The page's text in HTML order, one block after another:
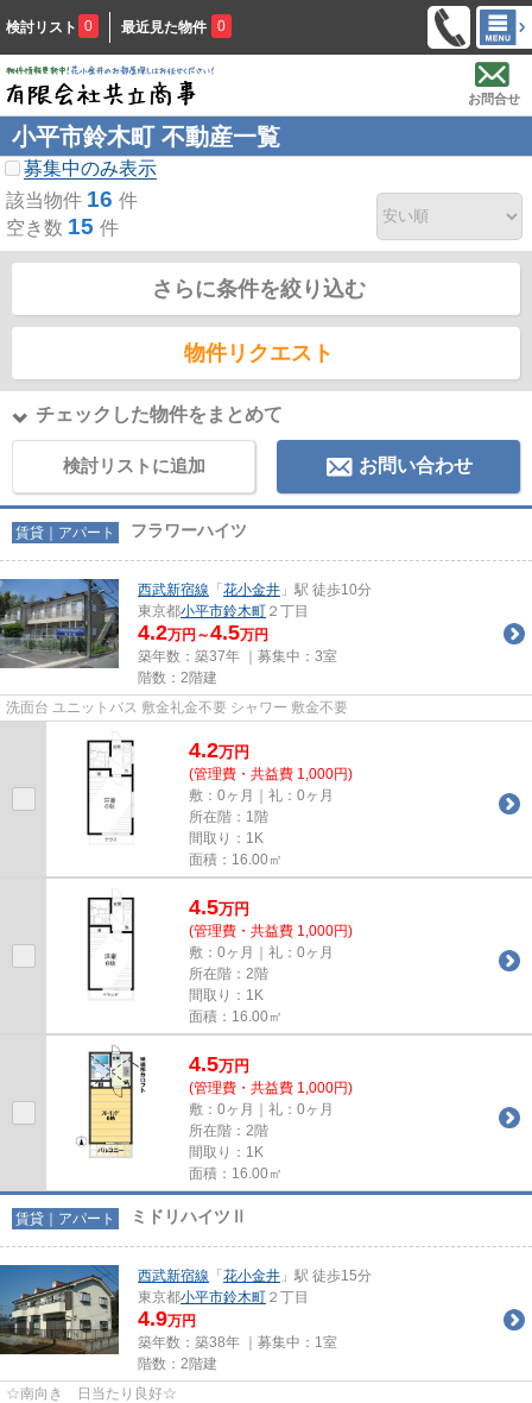
検討リスト 0 最近見た物件 0
お問合せ
小平市鈴木町 不動産一覧
募集中のみ表示
該当物件 16 件
空き数 15 件
さらに条件を絞り込む
物件リクエスト
チェックした物件をまとめて
検討リストに追加 お問い合わせ
賃貸｜アパート フラワーハイツ
西武新宿線 「 花小金井 」駅 徒歩10分
東京都小平市鈴木町 ２丁目
4.2万円～4.5万円
築年数：築37年 ｜募集中： 3室
階数：2階建
洗面台 ユニットバス 敷金礼金不要 シャワー 敷金不要
4.2万円
(管理費・共益費 1,000円)
敷：0ヶ月｜礼：0ヶ月
所在階：1階
間取り：1K
面積：16.00㎡
4.5万円
(管理費・共益費 1,000円)
敷：0ヶ月｜礼：0ヶ月
所在階：2階
間取り：1K
面積：16.00㎡
4.5万円
(管理費・共益費 1,000円)
敷：0ヶ月｜礼：0ヶ月
所在階：2階
間取り：1K
面積：16.00㎡
賃貸｜アパート ミドリハイツⅡ
西武新宿線 「 花小金井 」駅 徒歩15分
東京都小平市鈴木町 ２丁目
4.9万円
築年数：築38年 ｜募集中： 1室
階数：2階建
☆南向き 日当たり良好☆